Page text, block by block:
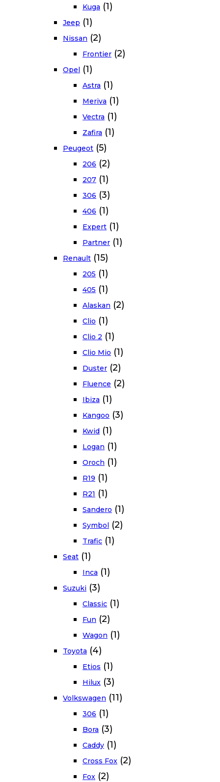
Kuga (1)
Jeep (1)
Nissan (2)
Frontier (2)
Opel (1)
Astra (1)
Meriva (1)
Vectra (1)
Zafira (1)
Peugeot (5)
206 (2)
207 (1)
306 (3)
406 (1)
Expert (1)
Partner (1)
Renault (15)
205 (1)
405 (1)
Alaskan (2)
Clio (1)
Clio 2 (1)
Clio Mio (1)
Duster (2)
Fluence (2)
Ibiza (1)
Kangoo (3)
Kwid (1)
Logan (1)
Oroch (1)
R19 (1)
R21 (1)
Sandero (1)
Symbol (2)
Trafic (1)
Seat (1)
Inca (1)
Suzuki (3)
Classic (1)
Fun (2)
Wagon (1)
Toyota (4)
Etios (1)
Hilux (3)
Volkswagen (11)
306 (1)
Bora (3)
Caddy (1)
Cross Fox (2)
Fox (2)